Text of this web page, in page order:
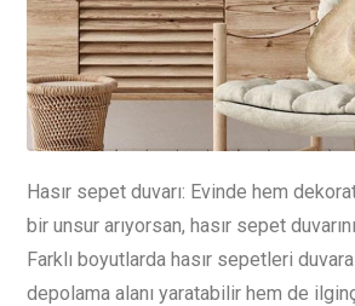
Hasır sepet duvarı: Evinde hem
bir unsur arıyorsan, hasır sepet
Farklı boyutlarda hasır sepetleri
depolama alanı yaratabilir hem de